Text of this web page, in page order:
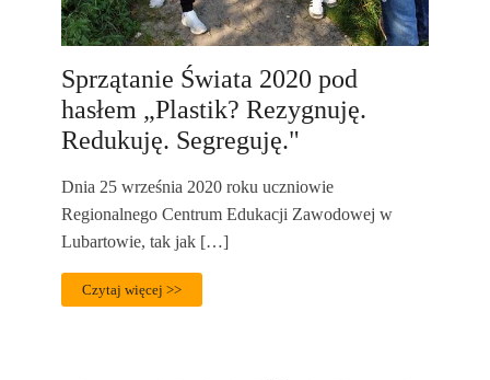
Sprzątanie Świata 2020 pod
hasłem „Plastik? Rezygnuję.
Redukuję. Segreguję."
Dnia 25 września 2020 roku uczniowie
Regionalnego Centrum Edukacji Zawodowej w
Lubartowie, tak jak […]
Czytaj więcej >>